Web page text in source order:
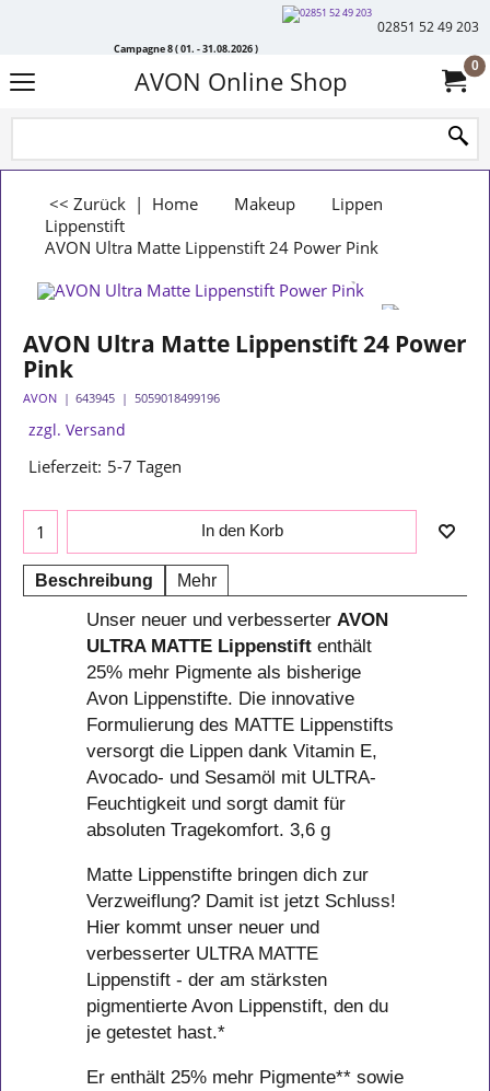
Campagne 8 ( 01. - 31.08.2026 )
02851 52 49 203
AVON Online Shop 0
<< Zurück | Home Makeup
Lippen
Lippenstift
AVON Ultra Matte Lippenstift 24 Power Pink
AVON Ultra Matte Lippenstift 24 Power
Pink
AVON 643945 5059018499196
zzgl. Versand
Lieferzeit: 5-7 Tagen
In den Korb
Beschreibung Mehr
Unser neuer und verbesserter AVON
ULTRA MATTE Lippenstift enthält
25% mehr Pigmente als bisherige
Avon Lippenstifte. Die innovative
Formulierung des MATTE Lippenstifts
versorgt die Lippen dank Vitamin E,
Avocado- und Sesamöl mit ULTRA-
Feuchtigkeit und sorgt damit für
absoluten Tragekomfort. 3,6 g
Matte Lippenstifte bringen dich zur
Verzweiflung? Damit ist jetzt Schluss!
Hier kommt unser neuer und
verbesserter ULTRA MATTE
Lippenstift - der am stärksten
pigmentierte Avon Lippenstift, den du
je getestet hast.*
Er enthält 25% mehr Pigmente** sowie